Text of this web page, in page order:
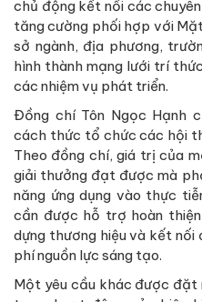
chủ động kết nối các
tăng cường phối hợp với
sở ngành, địa phương,
hình thành mạng lưới trí
các nhiệm vụ phát triển.
Đồng chí Tôn Ngọc Hạnh
cách thức tổ chức các hội
Theo đồng chí, giá trị của
giải thưởng đạt được mà
năng ứng dụng vào thực
cần được hỗ trợ hoàn
dựng thương hiệu và kết nối
phí nguồn lực sáng tạo.
Một yêu cầu khác được đặt